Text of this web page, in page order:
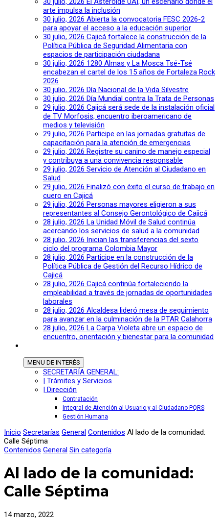
arte impulsa la inclusión
30 julio, 2026 Abierta la convocatoria FESC 2026-2
para apoyar el acceso a la educación superior
30 julio, 2026 Cajicá fortalece la construcción de la
Política Pública de Seguridad Alimentaria con
espacios de participación ciudadana
30 julio, 2026 1280 Almas y La Mosca Tsé-Tsé
encabezan el cartel de los 15 años de Fortaleza Rock
2026
30 julio, 2026 Día Nacional de la Vida Silvestre
30 julio, 2026 Día Mundial contra la Trata de Personas
29 julio, 2026 Cajicá será sede de la instalación oficial
de TV Morfosis, encuentro iberoamericano de
medios y televisión
29 julio, 2026 Participe en las jornadas gratuitas de
capacitación para la atención de emergencias
29 julio, 2026 Registre su canino de manejo especial
y contribuya a una convivencia responsable
29 julio, 2026 Servicio de Atención al Ciudadano en
Salud
29 julio, 2026 Finalizó con éxito el curso de trabajo en
cuero en Cajicá
29 julio, 2026 Personas mayores eligieron a sus
representantes al Consejo Gerontológico de Cajicá
28 julio, 2026 La Unidad Móvil de Salud continúa
acercando los servicios de salud a la comunidad
28 julio, 2026 Inician las transferencias del sexto
ciclo del programa Colombia Mayor
28 julio, 2026 Participe en la construcción de la
Política Pública de Gestión del Recurso Hídrico de
Cajicá
28 julio, 2026 Cajicá continúa fortaleciendo la
empleabilidad a través de jornadas de oportunidades
laborales
28 julio, 2026 Alcaldesa lideró mesa de seguimiento
para avanzar en la culminación de la PTAR Calahorra
28 julio, 2026 La Carpa Violeta abre un espacio de
encuentro, orientación y bienestar para la comunidad
MENU DE INTERÉS
SECRETARÍA GENERAL:
| Trámites y Servicios
| Dirección
Contratación
Integral de Atención al Usuario y al Ciudadano PQRS
Gestión Humana
Inicio Secretarías General Contenidos Al lado de la comunidad:
Calle Séptima
Contenidos General Sin categoría
Al lado de la comunidad:
Calle Séptima
14 marzo, 2022